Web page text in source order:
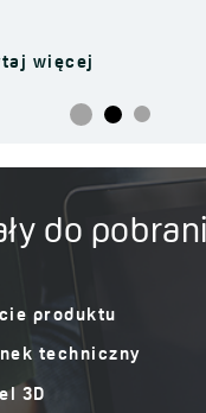
więcej
do
produktu
techniczny
3D